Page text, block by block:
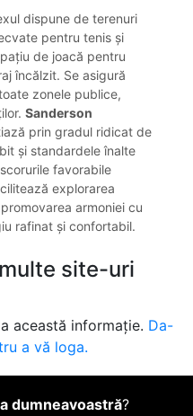
dispune de terenuri
pentru tenis și
de joacă pentru
încălzit. Se asigură
zonele publice,
Sanderson
prin gradul ridicat de
și standardele înalte
favorabile
explorarea
armoniei cu
rafinat și confortabil.
site-uri
această informație. Da-
a vă loga.
dumneavoastră?